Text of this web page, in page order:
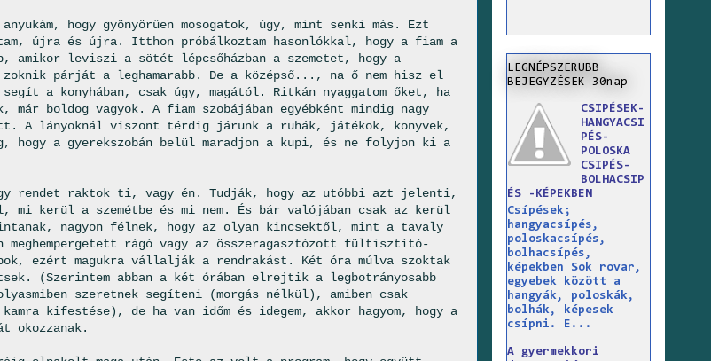
anyukám, hogy gyönyörűen mosogatok, úgy, mint senki más. Ezt
újra és újra. Itthon próbálkoztam hasonlókkal, hogy a fiam a
amikor leviszi a sötét lépcsőházban a szemetet, hogy a
párját a leghamarabb. De a középső..., na ő nem hisz el
a konyhában, csak úgy, magától. Ritkán nyaggatom őket, ha
már boldog vagyok. A fiam szobájában egyébként mindig nagy
A lányoknál viszont térdig járunk a ruhák, játékok, könyvek,
hogy a gyerekszobán belül maradjon a kupi, és ne folyjon ki a
rendet raktok ti, vagy én. Tudják, hogy az utóbbi azt jelenti,
mi kerül a szemétbe és mi nem. És bár valójában csak az kerül
nagyon félnek, hogy az olyan kincsektől, mint a tavaly
meghempergetett rágó vagy az összeragasztózott fültisztító-
ezért magukra vállalják a rendrakást. Két óra múlva szoktak
(Szerintem abban a két órában elrejtik a legbotrányosabb
szeretnek segíteni (morgás nélkül), amiben csak
kifestése), de ha van időm és idegem, akkor hagyom, hogy a
okozzanak.
LEGNÉPSZERUBB
BEJEGYZÉSEK 30nap
CSIPÉSEK-
HANGYACSI
PÉS-
POLOSKA
CSIPÉS-
BOLHACSIP
ÉS -KÉPEKBEN
Csípések;
hangyacsípés,
poloskacsípés,
bolhacsípés,
képekben Sok rovar,
egyebek között a
hangyák, poloskák,
bolhák, képesek
csípni. E...
A gyermekkori